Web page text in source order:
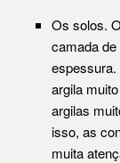
Os solos.
camada
espessura.
argila
argilas
isso, as
muita